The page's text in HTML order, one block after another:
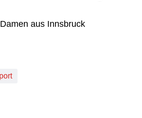
aus Innsbruck